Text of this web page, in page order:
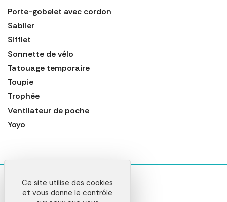
Porte-gobelet avec cordon
Sablier
Sifflet
Sonnette de vélo
Tatouage temporaire
Toupie
Trophée
Ventilateur de poche
Yoyo
Ce site utilise des cookies
et vous donne le contrôle